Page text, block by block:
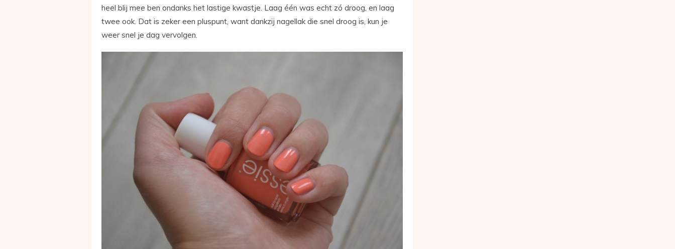
heel blij mee ben ondanks het lastige kwastje. Laag één was echt zó droog, en laag
twee ook. Dat is zeker een pluspunt, want dankzij nagellak die snel droog is, kun je
weer snel je dag vervolgen.